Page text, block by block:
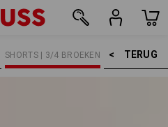
TERUG    >
SHORTS | 3/4 BROEKEN